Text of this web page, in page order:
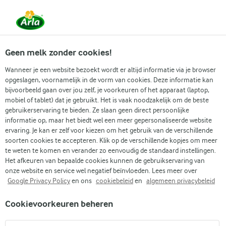
Vanaf 1 juni zijn DMK Group en Arla Foods
Sweet chili zalm
45 MIN.
doordeweekse avond. Je glazuurt de filets, bestrooit ze met
sesamzaad en laat de oven het werk doen terwijl de
Arla Recepten Sweet chili zalm
Zoek categorie
Zoek zoektermen in te voeren
Geen melk zonder cookies!
Wanneer je een website bezoekt wordt er altijd informatie via je browser
opgeslagen, voornamelijk in de vorm van cookies. Deze informatie kan
bijvoorbeeld gaan over jou zelf, je voorkeuren of het apparaat (laptop,
mobiel of tablet) dat je gebruikt. Het is vaak noodzakelijk om de beste
gebruikerservaring te bieden. Ze slaan geen direct persoonlijke
informatie op, maar het biedt wel een meer gepersonaliseerde website
ervaring. Je kan er zelf voor kiezen om het gebruik van de verschillende
soorten cookies te accepteren. Klik op de verschillende kopjes om meer
te weten te komen en verander zo eenvoudig de standaard instellingen.
Het afkeuren van bepaalde cookies kunnen de gebruikservaring van
onze website en service wel negatief beïnvloeden. Lees meer over
Google Privacy Policyen ons cookiebeleiden algemeen privacybeleid
Cookievoorkeuren beheren